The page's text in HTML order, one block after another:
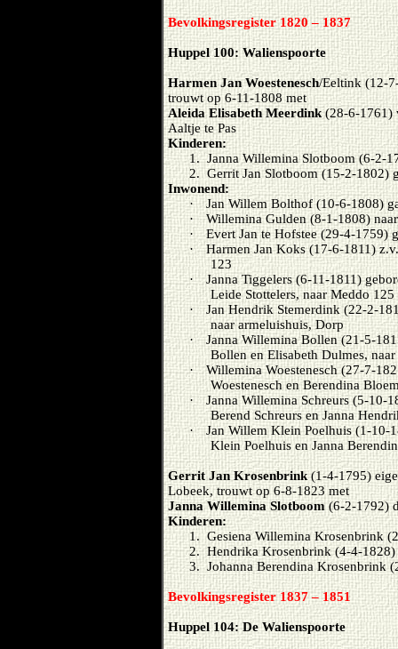
Bevolkingsregister 1820 – 1837
Huppel 100: Walienspoorte
Harmen Jan Woestenesch/Eeltink (12-
trouwt op 6-11-1808 met
Aleida Elisabeth Meerdink(28-6-1761)
Aaltje te Pas
Kinderen:
1. Janna Willemina Slotboom (6-2-
2. Gerrit Jan Slotboom (15-2-1802)
Inwonend:
·
Jan Willem Bolthof (10-6-1808)
·
Willemina Gulden (8-1-1808)
·
Evert Jan te Hofstee (29-4-1759)
·
Harmen Jan Koks (17-6-1811)
123
·
Janna Tiggelers (6-11-1811)
Leide Stottelers, naar Meddo 125
·
Jan Hendrik Stemerdink (22-2-
naar armeluishuis, Dorp
·
Janna Willemina Bollen (21-5-
Bollen en Elisabeth Dulmes,
·
Willemina Woestenesch (27-7-
Woestenesch en Berendina
·
Janna Willemina Schreurs (5-10-
Berend Schreurs en Janna
·
Jan Willem Klein Poelhuis (1-10-
Klein Poelhuis en Janna
Gerrit Jan Krosenbrink(1-4-1795)
Lobeek, trouwt op 6-8-1823 met
Janna Willemina Slotboom (6-2-1792)
Kinderen:
1. Gesiena Willemina Krosenbrink
2. Hendrika Krosenbrink (4-4-1828)
3. Johanna Berendina Krosenbrink
Bevolkingsregister 1837 – 1851
Huppel 104: De Walienspoorte